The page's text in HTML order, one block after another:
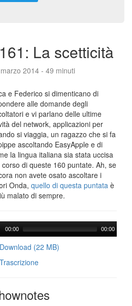
La scetticità
2014 - 49 minuti
e Federico si dimenticano di
alle domande degli
e vi parlano delle ultime
del network, applicazioni per
si viaggia, un ragazzo che si fa
ascoltando EasyApple e di
la lingua italiana sia stata uccisa
corso di queste 160 puntate. Ah, se
non avete osato ascoltare i
Onda,quello di questa puntata è
malato di sempre.
00:00 00:00
(22 MB)